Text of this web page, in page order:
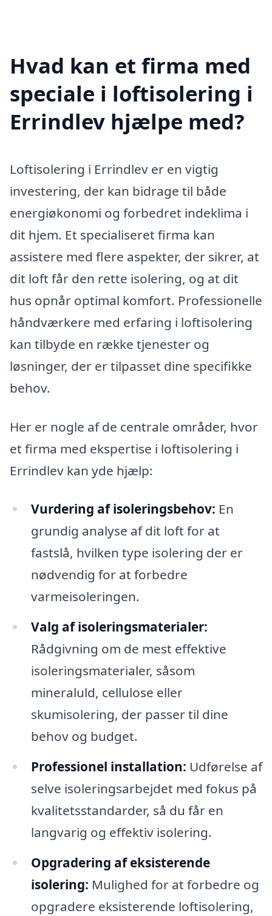
Hvad kan et firma med
speciale i loftisolering i
Errindlev hjælpe med?
Loftisolering i Errindlev er en vigtig
investering, der kan bidrage til både
energiøkonomi og forbedret indeklima i
dit hjem. Et specialiseret firma kan
assistere med flere aspekter, der sikrer, at
dit loft får den rette isolering, og at dit
hus opnår optimal komfort. Professionelle
håndværkere med erfaring i loftisolering
kan tilbyde en række tjenester og
løsninger, der er tilpasset dine specifikke
behov.
Her er nogle af de centrale områder, hvor
et firma med ekspertise i loftisolering i
Errindlev kan yde hjælp:
Vurdering af isoleringsbehov: En
grundig analyse af dit loft for at
fastslå, hvilken type isolering der er
nødvendig for at forbedre
varmeisoleringen.
Valg af isoleringsmaterialer:
Rådgivning om de mest effektive
isoleringsmaterialer, såsom
mineraluld, cellulose eller
skumisolering, der passer til dine
behov og budget.
Professionel installation: Udførelse af
selve isoleringsarbejdet med fokus på
kvalitetsstandarder, så du får en
langvarig og effektiv isolering.
Opgradering af eksisterende
isolering: Mulighed for at forbedre og
opgradere eksisterende loftisolering,